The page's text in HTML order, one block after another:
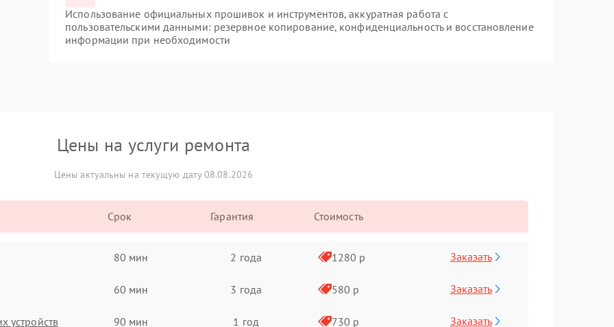
Использование официальных прошивок и инструментов, аккуратная работа с
пользовательскими данными: резервное копирование, конфиденциальность и восстановление
информации при необходимости
Цены на услуги ремонта
Цены актуальны на текущую дату 08.08.2026
Срок Гарантия Стоимость
80 мин 2 года 1280 р Заказать
60 мин 3 года 580 р Заказать
устройств 90 мин 1 год 730 р Заказать